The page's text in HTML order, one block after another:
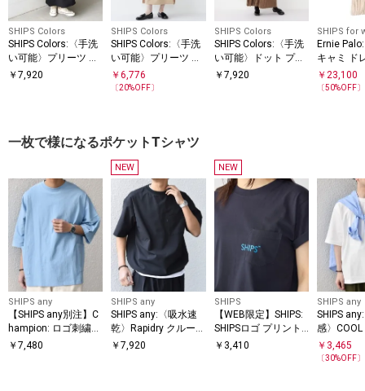
SHIPS Colors
SHIPS Colors:〈手洗
い可能〉プリーツ デ
ザイン ロングスリー
￥ 7,920
SHIPS Colors
SHIPS Colors:〈手洗
い可能〉プリーツ コ
ンビ ジャンパー ワン
ピース
￥6,776
〔20%OFF〕
SHIPS Colors
SHIPS Colors:〈手洗
い可能〉ドット プリ
ント プリーツ シャツ
￥ 7,920
SHIPS for
Ernie
キャミ ド
￥ 23,100
〔50%OFF〕
一枚で様になるポケットTシャツ
SHIPS any
【SHIPS any別注】C
hampion: ロゴ刺繍
ドルマン キャンプポ
￥ 7,480
NEW
SHIPS any
SHIPS any:〈吸水速
乾〉Rapidry クルーネ
ック スピンドル ポケ
￥7,920
NEW
SHIPS
【WEB限定】SHIPS:
SHIPSロゴ プリント
ポケット Tシャツ
￥ 3,410
SHIPS any
SHIPS
感〉
ムース リ
ケット T
￥ 3,465
〔30%OFF〕